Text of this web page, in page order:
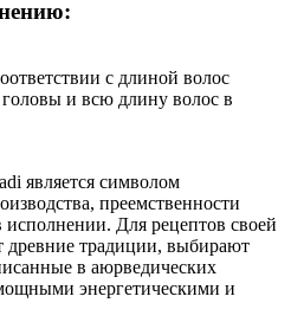
с длиной волос
и всю длину волос в
является символом
преемственности
Для рецептов своей
древние традиции, выбирают
в аюрведических
энергетическими и